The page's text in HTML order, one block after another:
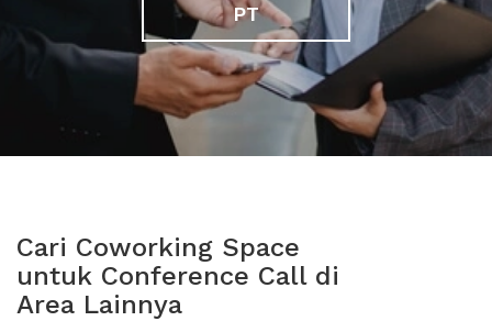
PT
Cari Coworking Space
untuk Conference Call di
Area Lainnya